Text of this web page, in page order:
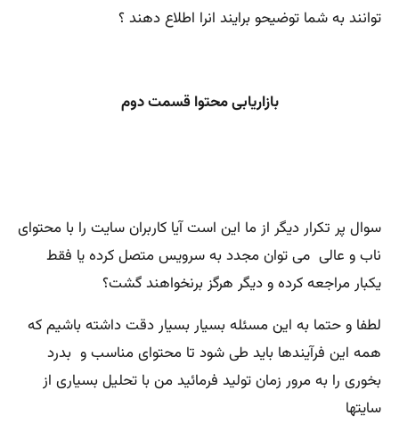
توانند به شما توضیحو برایند انرا اطلاع دهند ؟
بازاریابی محتوا قسمت دوم
سوال پر تکرار دیگر از ما این است آیا کاربران سایت را با محتوای
ناب و عالی می توان مجدد به سرویس متصل کرده یا فقط
یکبار مراجعه کرده و دیگر هرگز برنخواهند گشت؟
لطفا و حتما به این مسئله بسیار بسیار دقت داشته باشیم که
همه این فرآیندها باید طی شود تا محتوای مناسب و بدرد
بخوری را به مرور زمان تولید فرمائید من با تحلیل بسیاری از
سایتها